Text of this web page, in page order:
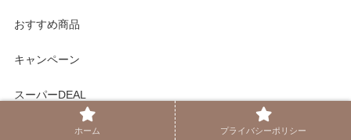
おすすめ商品
キャンペーン
スーパーDEAL
ホーム プライバシーポリシー